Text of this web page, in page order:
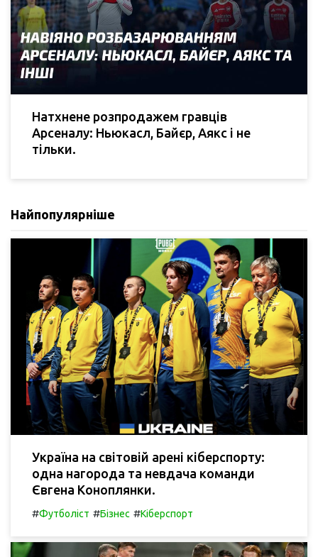
Натхнене розпродажем гравців
Арсеналу: Ньюкасл, Байєр, Аякс і не
тільки.
Найпопулярніше
Україна на світовій арені кіберспорту:
одна нагорода та невдача команди
Євгена Коноплянки.
#Футболіст #Бізнес #Кіберспорт